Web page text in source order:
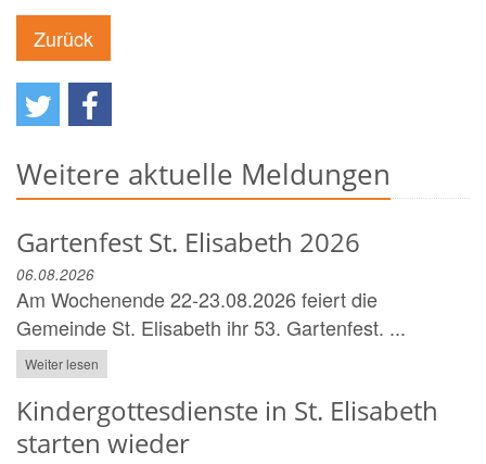
Zurück
Weitere aktuelle Meldungen
Gartenfest St. Elisabeth 2026
06.08.2026
Am Wochenende 22-23.08.2026 feiert die
Gemeinde St. Elisabeth ihr 53. Gartenfest. ...
Weiter lesen
Kindergottesdienste in St. Elisabeth
starten wieder